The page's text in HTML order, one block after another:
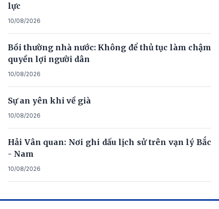
lực
10/08/2026
Bồi thường nhà nước: Không để thủ tục làm chậm
quyền lợi người dân
10/08/2026
Sự an yên khi về già
10/08/2026
Hải Vân quan: Nơi ghi dấu lịch sử trên vạn lý Bắc
- Nam
10/08/2026